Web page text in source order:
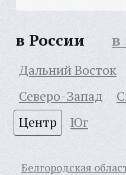
в России в
Дальний Восток
Северо-Запад
Центр
Юг
Белгородская